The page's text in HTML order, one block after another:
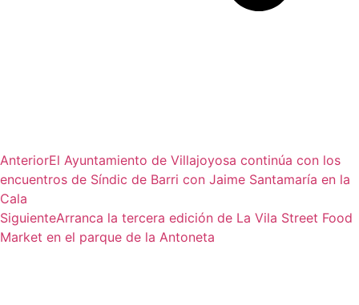
AnteriorEl Ayuntamiento de Villajoyosa continúa con los
encuentros de Síndic de Barri con Jaime Santamaría en la
Cala
SiguienteArranca la tercera edición de La Vila Street Food
Market en el parque de la Antoneta